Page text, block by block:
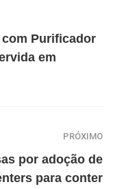
Purificador
em
PRÓXIMO
por adoção de
para conter